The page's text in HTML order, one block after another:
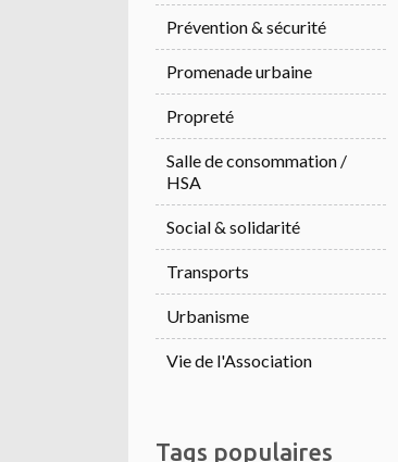
Prévention & sécurité
Promenade urbaine
Propreté
Salle de consommation /
HSA
Social & solidarité
Transports
Urbanisme
Vie de l'Association
Tags populaires